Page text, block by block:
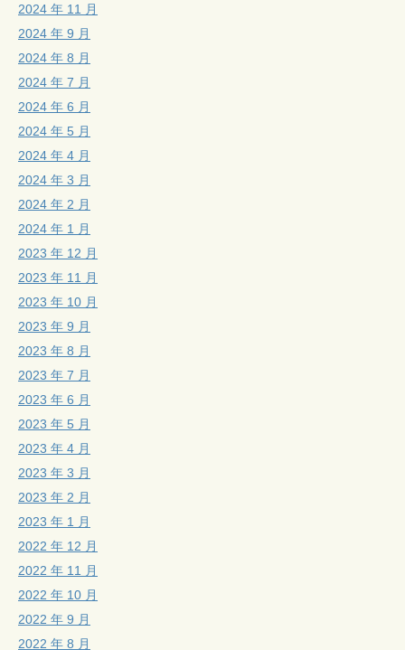
2024 年 11 月
2024 年 9 月
2024 年 8 月
2024 年 7 月
2024 年 6 月
2024 年 5 月
2024 年 4 月
2024 年 3 月
2024 年 2 月
2024 年 1 月
2023 年 12 月
2023 年 11 月
2023 年 10 月
2023 年 9 月
2023 年 8 月
2023 年 7 月
2023 年 6 月
2023 年 5 月
2023 年 4 月
2023 年 3 月
2023 年 2 月
2023 年 1 月
2022 年 12 月
2022 年 11 月
2022 年 10 月
2022 年 9 月
2022 年 8 月